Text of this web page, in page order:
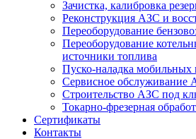
Зачистка, калибровка
Реконструкция АЗС и
Переоборудование
Переоборудование
источники топлива
Пуско-наладка
Сервисное обслуживание
Строительство АЗС под
Токарно-фрезерная
Сертификаты
Контакты